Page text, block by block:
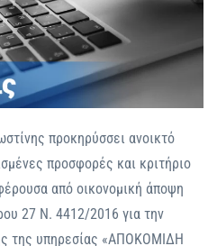
προκηρύσσει ανοικτό
προσφορές και κριτήριο
από οικονομική άποψη
27 Ν. 4412/2016 για την
της υπηρεσίας «ΑΠΟΚΟΜΙΔΗ